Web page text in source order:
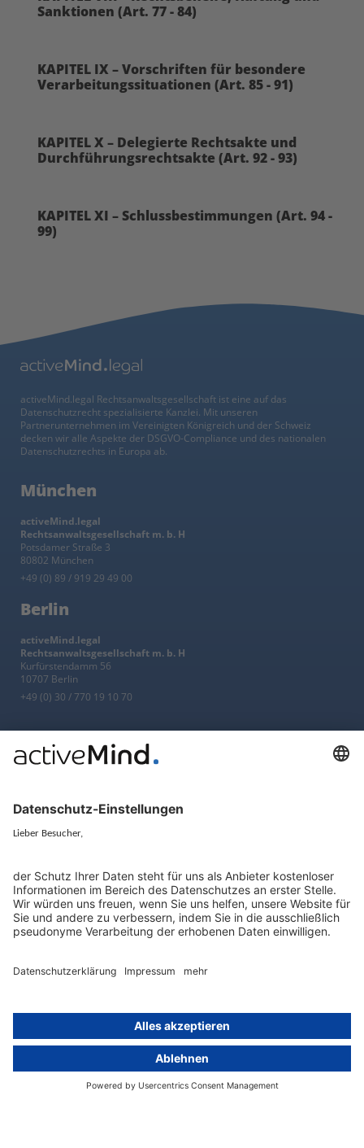
Sanktionen (Art. 77 - 84)
KAPITEL IX – Vorschriften für besondere
Verarbeitungssituationen (Art. 85 - 91)
KAPITEL X – Delegierte Rechtsakte und
Durchführungsrechtsakte (Art. 92 - 93)
KAPITEL XI – Schlussbestimmungen (Art. 94 -
99)
activeMind.legal Rechtsanwaltsgesellschaft ist eine auf das
Datenschutzrecht spezialisierte Kanzlei. Mit unseren
Partnerunternehmen im Vereinigten Königreich und der Schweiz
decken wir alle Aspekte der DSGVO-Compliance und des nationalen
Datenschutzrechts in Europa ab.
München
activeMind.legal
Rechtsanwaltsgesellschaft m. b. H
Potsdamer Straße 3
80802 München
+49 (0) 89 / 919 29 49 00
Berlin
activeMind.legal
Rechtsanwaltsgesellschaft m. b. H
Kurfürstendamm 56
10707 Berlin
+49 (0) 30 / 770 19 10 70
Services
Konzern-Datenschutz
Künstliche Intelligenz
Hinweisgebersystem mit
Whistleblowing-Ombudsperson
Newsletter
Über
Über uns
Kontakt
Presse, Medien & Events
Gruppe
activeMind AG (Deutschland)
activeMind.uk (Vereinigtes
Königreich)
Compliance-Portal
Online-Schulungs-Portal